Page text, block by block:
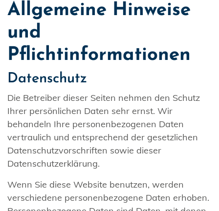
Allgemeine Hinweise
und
Pflichtinformationen
Datenschutz
Die Betreiber dieser Seiten nehmen den Schutz
Ihrer persönlichen Daten sehr ernst. Wir
behandeln Ihre personenbezogenen Daten
vertraulich und entsprechend der gesetzlichen
Datenschutzvorschriften sowie dieser
Datenschutzerklärung.
Wenn Sie diese Website benutzen, werden
verschiedene personenbezogene Daten erhoben.